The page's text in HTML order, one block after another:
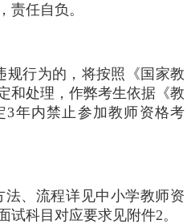
责任自负。
规行为的，将按照《国家教
和处理，作弊考生依据《教
3年内禁止参加教师资格考
法、流程详见中小学教师资
试科目对应要求见附件2。